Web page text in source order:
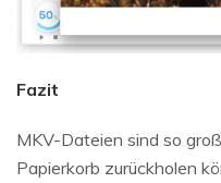
Fazit
MKV-Dateien sind so
Papierkorb zurückholen